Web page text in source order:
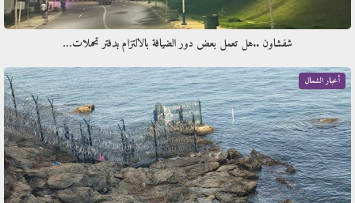
شفشاون ..هل تعمل بعض دور الضيافة بالالتزام بدفتر تحملات…
أخبار الشمال